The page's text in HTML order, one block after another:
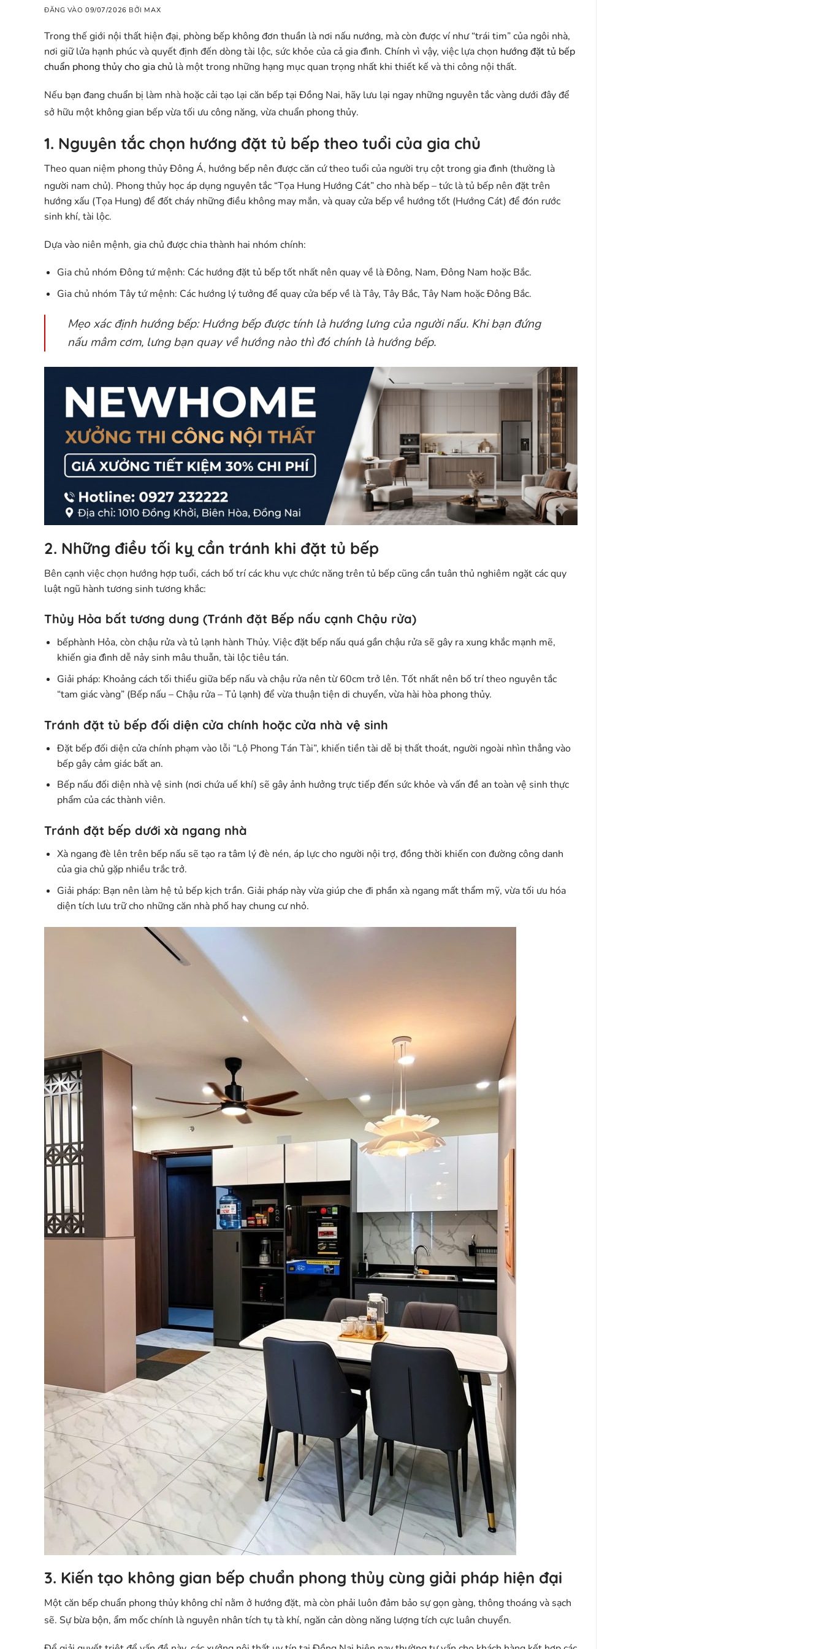
ĐĂNG VÀO09/07/2026 BỞI MAX
Trong thế giới nội thất hiện đại, phòng bếp không đơn thuần là nơi nấu nướng, mà còn được ví như “trái tim” của ngôi nhà,
nơi giữ lửa hạnh phúc và quyết định đến dòng tài lộc, sức khỏe của cả gia đình. Chính vì vậy, việc lựa chọn hướng đặt tủ bếp
chuẩn phong thủy cho gia chủ là một trong những hạng mục quan trọng nhất khi thiết kế và thi công nội thất.
Nếu bạn đang chuẩn bị làm nhà hoặc cải tạo lại căn bếp tại Đồng Nai, hãy lưu lại ngay những nguyên tắc vàng dưới đây để
sở hữu một không gian bếp vừa tối ưu công năng, vừa chuẩn phong thủy.
1. Nguyên tắc chọn hướng đặt tủ bếp theo tuổi của gia chủ
Theo quan niệm phong thủy Đông Á, hướng bếp nên được căn cứ theo tuổi của người trụ cột trong gia đình (thường là
người nam chủ). Phong thủy học áp dụng nguyên tắc “Tọa Hung Hướng Cát”cho nhà bếp – tức là tủ bếp nên đặt trên
hướng xấu (Tọa Hung) để đốt cháy những điều không may mắn, và quay cửa bếp về hướng tốt (Hướng Cát) để đón rước
sinh khí, tài lộc.
Dựa vào niên mệnh, gia chủ được chia thành hai nhóm chính:
Gia chủ nhóm Đông tứ mệnh: Các hướng đặt tủ bếp tốt nhất nên quay về làĐông, Nam, Đông Nam hoặc Bắc.
Gia chủ nhóm Tây tứ mệnh: Các hướng lý tưởng để quay cửa bếp về làTây, Tây Bắc, Tây Nam hoặc Đông Bắc.
Mẹo xác định hướng bếp:Hướng bếp được tính là hướng lưng của người nấu. Khi bạn đứng
nấu mâm cơm, lưng bạn quay về hướng nào thì đó chính là hướng bếp.
2. Những điều tối kỵ cần tránh khi đặt tủ bếp
Bên cạnh việc chọn hướng hợp tuổi, cách bố trí các khu vực chức năng trên tủ bếp cũng cần tuân thủ nghiêm ngặt các quy
luật ngũ hành tương sinh tương khắc:
Thủy Hỏa bất tương dung (Tránh đặt Bếp nấu cạnh Chậu rửa)
bếphành Hỏa, còn chậu rửa và tủ lạnh hành Thủy. Việc đặt bếp nấu quá gần chậu rửa sẽ gây ra xung khắc mạnh mẽ,
khiến gia đình dễ nảy sinh mâu thuẫn, tài lộc tiêu tán.
Giải pháp: Khoảng cách tối thiểu giữa bếp nấu và chậu rửa nên từ60cm trở lên. Tốt nhất nên bố trí theo nguyên tắc
“tam giác vàng” (Bếp nấu – Chậu rửa – Tủ lạnh) để vừa thuận tiện di chuyển, vừa hài hòa phong thủy.
Tránh đặt tủ bếp đối diện cửa chính hoặc cửa nhà vệ sinh
Đặt bếp đối diện cửa chính phạm vào lỗi “Lộ Phong Tán Tài”, khiến tiền tài dễ bị thất thoát, người ngoài nhìn thẳng vào
bếp gây cảm giác bất an.
Bếp nấu đối diện nhà vệ sinh (nơi chứa uế khí) sẽ gây ảnh hưởng trực tiếp đến sức khỏe và vấn đề an toàn vệ sinh thực
phẩm của các thành viên.
Tránh đặt bếp dưới xà ngang nhà
Xà ngang đè lên trên bếp nấu sẽ tạo ra tâm lý đè nén, áp lực cho người nội trợ, đồng thời khiến con đường công danh
của gia chủ gặp nhiều trắc trở.
Giải pháp: Bạn nên làm hệ tủ bếp kịch trần. Giải pháp này vừa giúp che đi phần xà ngang mất thẩm mỹ, vừa tối ưu hóa
diện tích lưu trữ cho những căn nhà phố hay chung cư nhỏ.
3. Kiến tạo không gian bếp chuẩn phong thủy cùng giải pháp hiện đại
Một căn bếp chuẩn phong thủy không chỉ nằm ở hướng đặt, mà còn phải luôn đảm bảo sự gọn gàng, thông thoáng và sạch
sẽ. Sự bừa bộn, ẩm mốc chính là nguyên nhân tích tụ tà khí, ngăn cản dòng năng lượng tích cực luân chuyển.